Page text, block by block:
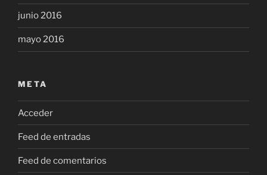
junio 2016
mayo 2016
META
Acceder
Feed de entradas
Feed de comentarios